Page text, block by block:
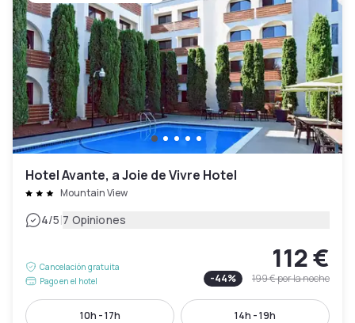
Hotel Avante, a Joie de Vivre Hotel
Mountain View
4/5|7 Opiniones
Cancelación gratuita
Pago en el hotel
112 €
-44% 199 €por la noche
10h - 17h 14h - 19h